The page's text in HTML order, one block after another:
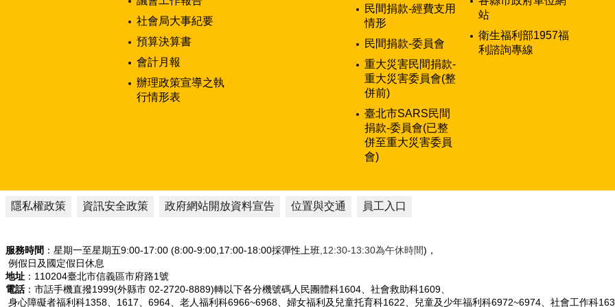
社會局大事紀要
預算決算書
會計月報
辦理政策宣導之執
行情形表
民間捐款-經費支用
情形
民間捐款-委員會
重大災害民間捐款-
重大災害委員會(整
併前)
臺北市SARS民間
捐款-委員會(已整
併至重大災害委員
會)
站
衛生福利部1957福
利諮詢專線
隱私權政策 資訊安全政策 政府網站開放資料宣告 位置與交通 員工入口
服務時間 ：星期一至星期五9:00-17:00 (8:00-9:00,17:00-18:00採彈性上班 ,12:30-13:30為午休時間)，
例假日及國定假日休息
地址 ：110204臺北市信義區市府路1號
電話：市話手機直撥1999(外縣市 02-2720-8889)轉以下各分機號碼人民團體科1604、社會救助科1609、
身心障礙者福利科1358、1617、6964、老人福利科6966~6968、婦女福利及兒童托育科1622、兒童及少年福利科6972~6974、社會工作科